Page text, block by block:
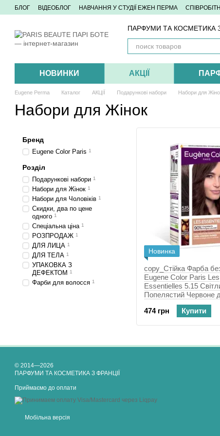
Перейти до основного контенту
БЛОГ ВІДЕОБЛОГ НАВЧАННЯ У СТУДІЇ ЕЖЕН ПЕРМА
ПАРФУМИ ТА КОСМЕТИКА З
НОВИНКИ АКЦІЇ
Eugene Perma Каталог АКЦІЇ Подарункові набори Набори для
Набори для Жінок
Новинка
copy_Стійка Фарба
Eugene Color Paris Les
Essentielles 5.15
Попелястий Червоне
474 грн
Купити
Бренд
Eugene Color Paris 1
Розділ
Подарункові набори 1
Набори для Жінок 1
Набори для Чоловіків 1
Скидки, два по цене
одного 1
Спеціальна ціна 1
РОЗПРОДАЖ 1
ДЛЯ ЛИЦА 1
ДЛЯ ТЕЛА 1
УПАКОВКА З
ДЕФЕКТОМ
1
Фарби для волосся 1
© 2014—2026
ПАРФУМИ ТА КОСМЕТИКА З ФРАНЦІЇ
Приймаємо до оплати
Мобільна версія